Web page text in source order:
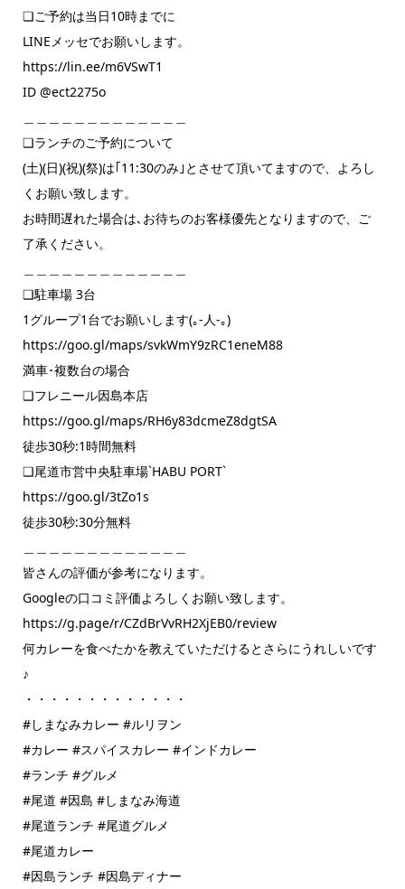
❏ご予約は当日10時までに
LINEメッセでお願いします。
https://lin.ee/m6VSwT1
ID @ect2275o
❏ランチのご予約について
(土)(日)(祝)(祭)は｢11:30のみ｣とさせて頂いてますので、よろし
くお願い致します。
お時間遅れた場合は､お待ちのお客様優先となりますので、ご
了承ください。
❏駐車場 3台
1グループ1台でお願いします(｡-人-｡)
https://goo.gl/maps/svkWmY9zRC1eneM88
満車･複数台の場合
❏フレニール因島本店
https://goo.gl/maps/RH6y83dcmeZ8dgtSA
徒歩30秒:1時間無料
❏尾道市営中央駐車場`HABU PORT`
https://goo.gl/3tZo1s
徒歩30秒:30分無料
皆さんの評価が参考になります。
Googleの口コミ評価よろしくお願い致します。
https://g.page/r/CZdBrVvRH2XjEB0/review
何カレーを食べたかを教えていただけるとさらにうれしいです
♪
・・・・・・・・・・・・・
#しまなみカレー #ルリヲン
#カレー #スパイスカレー #インドカレー
#ランチ #グルメ
#尾道 #因島 #しまなみ海道
#尾道ランチ #尾道グルメ
#尾道カレー
#因島ランチ #因島ディナー